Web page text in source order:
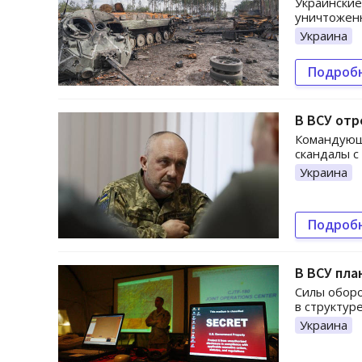
Украина
В ВСУ
скандалы
Украина
В ВСУ
Силы
в
Украина